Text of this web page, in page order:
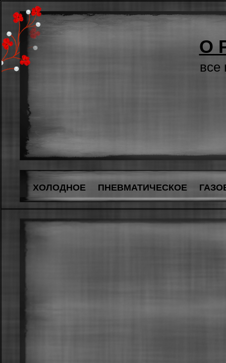
О
все
ХОЛОДНОЕ ПНЕВМАТИЧЕСКОЕ